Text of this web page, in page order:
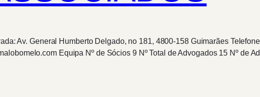
Av. General Humberto Delgado, no 181, 4800-158 Guimarães
Equipa Nº de Sócios 9 Nº Total de Advogados 15 Nº de